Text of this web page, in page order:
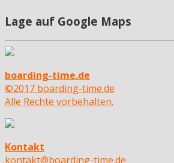
Lage auf Google Maps
boarding-time.de
©2017 boarding-time.de
Alle Rechte vorbehalten.
Kontakt
kontakt@boarding-time.de